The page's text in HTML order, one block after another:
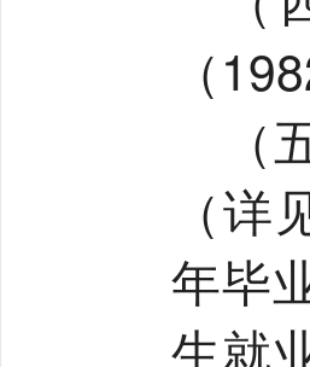
（
（
年毕
生就